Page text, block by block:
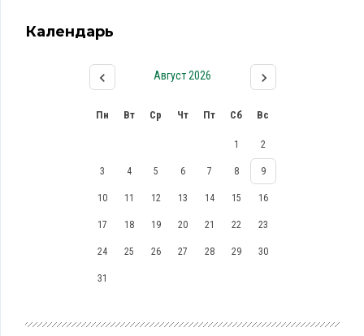
Календарь
Август 2026
Пн Вт Ср Чт Пт Сб Вс
1 2
3 4 5 6 7 8 9
10 11 12 13 14 15 16
17 18 19 20 21 22 23
24 25 26 27 28 29 30
31